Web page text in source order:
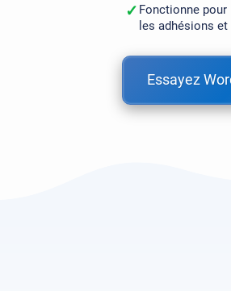
✓ Fonctionne
les adhésions
Essayez